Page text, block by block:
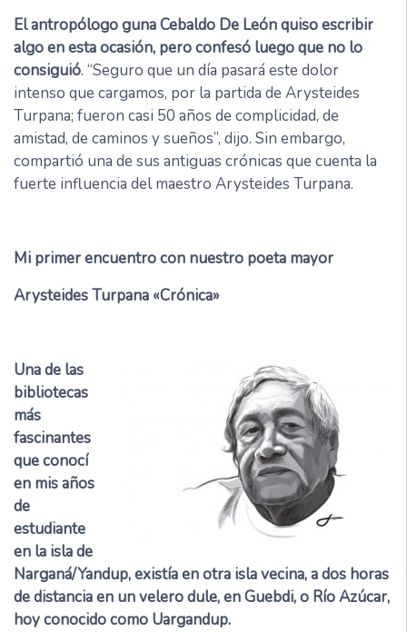
El antropólogo guna Cebaldo De León quiso escribir
algo en esta ocasión, pero confesó luego que no lo
consiguió. “Seguro que un día pasará este dolor
intenso que cargamos, por la partida de Arysteides
Turpana; fueron casi 50 años de complicidad, de
amistad, de caminos y sueños”, dijo. Sin embargo,
compartió una de sus antiguas crónicas que cuenta la
fuerte influencia del maestro Arysteides Turpana.
Mi primer encuentro con nuestro poeta mayor
Arysteides Turpana «Crónica»
Una de las
bibliotecas
más
fascinantes
que conocí
en mis años
de
estudiante
en la isla de
Narganá/Yandup, existía en otra isla vecina, a dos horas
de distancia en un velero dule, en Guebdi, o Río Azúcar,
hoy conocido como Uargandup.